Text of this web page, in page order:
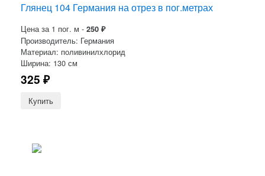
Глянец 104 Германия на отрез в пог.метрах
Цена за 1 пог. м - 250 ₽
Производитель: Германия
Материал: поливинилхлорид
Ширина: 130 см
325 ₽